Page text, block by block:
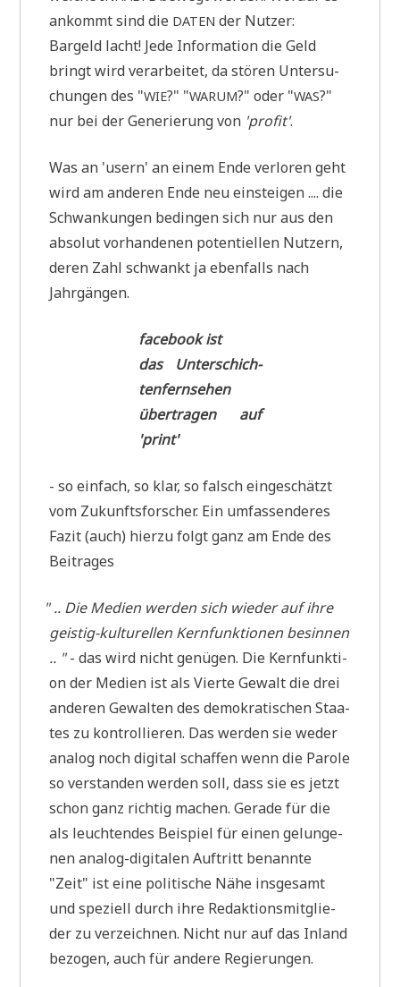
ankommt sind die DATEN der Nutzer:
Bar­geld lacht! Jede Infor­ma­ti­on die Geld
bringt wird ver­ar­bei­tet, da stö­ren Unter­su­
chun­gen des "WIE?" "WARUM?" oder "WAS?"
nur bei der Gene­rie­rung von 'pro­fit'.
Was an 'usern' an einem Ende ver­lo­ren geht
wird am ande­ren Ende neu ein­stei­gen .... die
Schwan­kun­gen bedin­gen sich nur aus den
abso­lut vor­han­de­nen poten­ti­el­len Nut­zern,
deren Zahl schwankt ja eben­falls nach
Jahrgängen.
face­book ist
das Unter­schich­
ten­fern­se­hen
über­tra­gen auf
'print'
- so ein­fach, so klar, so falsch ein­ge­schätzt
vom Zukunfts­for­scher. Ein umfas­sen­de­res
Fazit (auch) hier­zu folgt ganz am Ende des
Beitrages
".. Die Medi­en wer­den sich wie­der auf ihre
gei­stig-­kul­tu­rel­len Kern­funktionen besin­nen
.. "- das wird nicht genü­gen. Die Kern­funk­ti­
on der Medi­en ist als Vier­te Gewalt die drei
ande­ren Gewal­ten des demo­kra­ti­schen Staa­
tes zu kon­trol­lie­ren. Das wer­den sie weder
ana­log noch digi­tal schaf­fen wenn die Paro­le
so ver­stan­den wer­den soll, dass sie es jetzt
schon ganz rich­tig machen. Gera­de für die
als leuch­ten­des Bei­spiel für einen gelun­ge­
nen ana­log-digi­ta­len Auf­tritt benann­te
"Zeit" ist eine poli­ti­sche Nähe ins­ge­samt
und spe­zi­ell durch ihre Redak­ti­ons­mit­glie­
der zu ver­zeich­nen. Nicht nur auf das Inland
bezo­gen, auch für ande­re Regierungen.